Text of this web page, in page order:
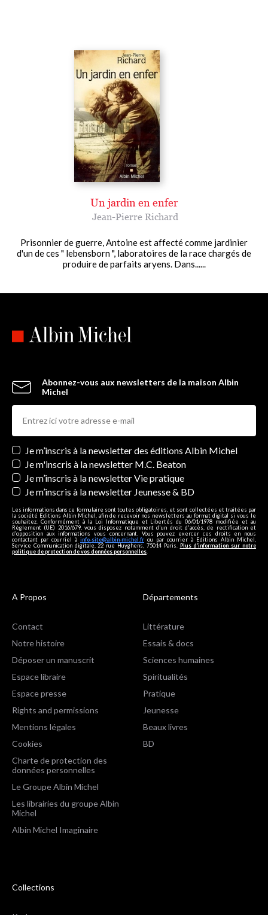
Un jardin en enfer
Jean-Pierre Richard
Prisonnier de guerre, Antoine est affecté comme jardinier
d'un de ces " lebensborn ", laboratoires de la race chargés de
produire de parfaits aryens. Dans......
Abonnez-vous aux newsletters de la maison Albin
Michel
Newsletters
Je m’inscris à la newsletter des éditions Albin Michel
Je m'inscris à la newsletter M.C. Beaton
Je m’inscris à la newsletter Vie pratique
Je m’inscris à la newsletter Jeunesse & BD
Les informations dans ce formulaire sont toutes obligatoires, et sont collectées et traitées par
la société Editions Albin Michel, afin de recevoir nos newsletters au format digital si vous le
souhaitez. Conformément à la Loi Informatique et Libertés du 06/01/1978 modifiée et au
Règlement (UE) 2016/679, vous disposez notamment d'un droit d'accès, de rectification et
d’opposition aux informations vous concernant. Vous pouvez exercer ces droits en nous
contactant par courriel à info-site@albin-michel.fr ou par courrier à Editions Albin Michel,
Service Communication digitale, 22 rue Huyghens, 75014 Paris. Plus d’information sur notre
politique de protection de vos données personnelles
A Propos
Contact
Notre histoire
Déposer un manuscrit
Espace libraire
Espace presse
Rights and permissions
Mentions légales
Cookies
Charte de protection des
données personnelles
Le Groupe Albin Michel
Les librairies du groupe Albin
Michel
Albin Michel Imaginaire
Départements
Littérature
Essais & docs
Sciences humaines
Spiritualités
Pratique
Jeunesse
Beaux livres
BD
Collections